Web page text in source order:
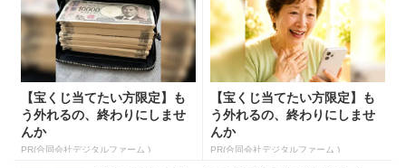
【宝くじ当てたい方限定】も
う外れるの、終わりにしませ
んか
PR(合同会社デジタルファーム )
【宝くじ当てたい方限定】も
う外れるの、終わりにしませ
んか
PR(合同会社デジタルファーム )